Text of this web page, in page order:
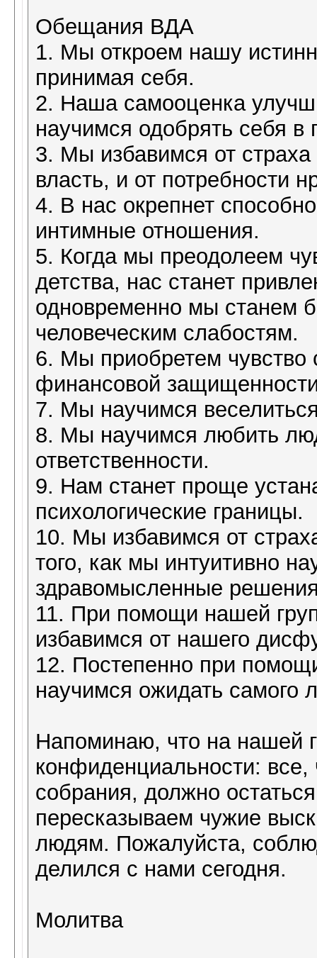
Обещания ВДА
1. Мы откроем нашу
принимая себя.
2. Наша самооценка
научимся одобрять себя в
3. Мы избавимся от
власть, и от потребности
4. В нас окрепнет
интимные отношения.
5. Когда мы преодолеем
детства, нас станет
одновременно мы станем
человеческим слабостям.
6. Мы приобретем чувство
финансовой
7. Мы научимся
8. Мы научимся любить
ответственности.
9. Нам станет проще
психологические границы.
10. Мы избавимся от
того, как мы интуитивно
здравомысленные
11. При помощи нашей
избавимся от нашего
12. Постепенно при
научимся ожидать самого
Напоминаю, что на нашей
конфиденциальности:
собрания, должно
пересказываем чужие
людям. Пожалуйста,
делился с нами сегодня.
Молитва